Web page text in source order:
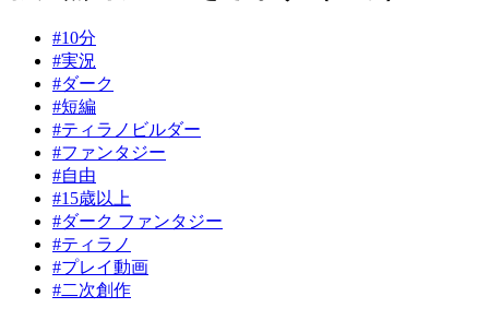
#10分
#実況
#ダーク
#短編
#ティラノビルダー
#ファンタジー
#自由
#15歳以上
#ダーク ファンタジー
#ティラノ
#プレイ動画
#二次創作